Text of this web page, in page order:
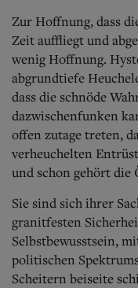
Zur Hoffnung, dass
Zeit auffliegt und
wenig Hoffnung.
abgrundtiefe
dass die schnöde
dazwischenfunken
offen zutage treten,
verheuchelten
und schon gehört
Sie sind sich ihrer
granitfesten
Selbstbewusstsein,
politischen
Scheitern beiseite